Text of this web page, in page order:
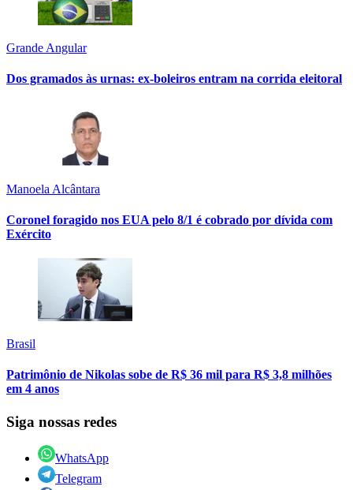
Grande Angular
Dos gramados às urnas: ex-boleiros entram na corrida eleitoral
Manoela Alcântara
Coronel foragido nos EUA pelo 8/1 é cobrado por dívida com
Exército
Brasil
Patrimônio de Nikolas sobe de R$ 36 mil para R$ 3,8 milhões
em 4 anos
Siga nossas redes
WhatsApp
Telegram